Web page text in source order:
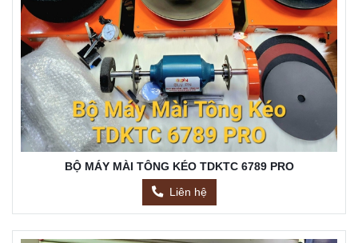
BỘ MÁY MÀI TÔNG KÉO TDKTC 6789 PRO
Liên hệ